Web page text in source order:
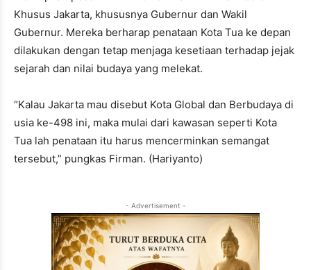
Khusus Jakarta, khususnya Gubernur dan Wakil
Gubernur. Mereka berharap penataan Kota Tua ke depan
dilakukan dengan tetap menjaga kesetiaan terhadap jejak
sejarah dan nilai budaya yang melekat.
“Kalau Jakarta mau disebut Kota Global dan Berbudaya di
usia ke-498 ini, maka mulai dari kawasan seperti Kota
Tua lah penataan itu harus mencerminkan semangat
tersebut,” pungkas Firman. (Hariyanto)
- Advertisement -